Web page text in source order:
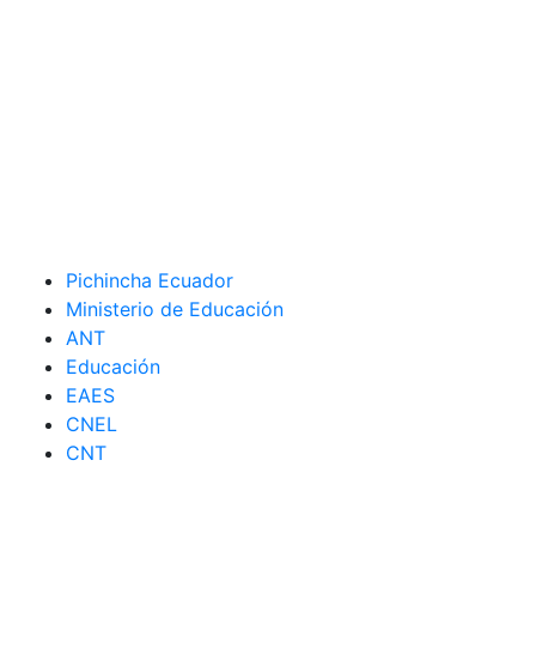
Pichincha Ecuador
Ministerio de Educación
ANT
Educación
EAES
CNEL
CNT